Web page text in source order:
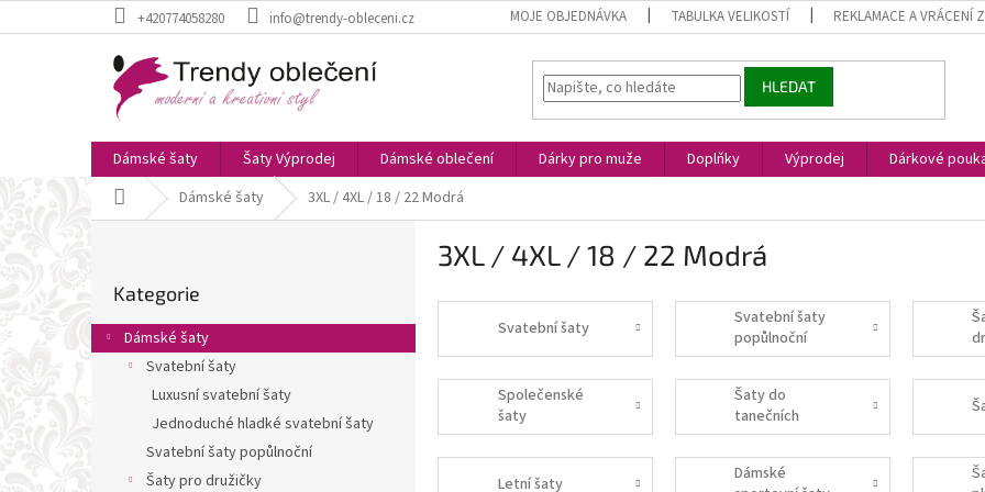
na
+420774058280 info@trendy-obleceni.cz MOJE OBJEDNÁVKA TABULKA VELIKOSTÍ REKLAMACE A VRÁCENÍ
HLEDAT
Dámské šaty Šaty Výprodej Dámské oblečení Dárky pro muže Doplňky Výprodej Dárkové
Domů Dámské šaty 3XL / 4XL / 18 / 22 Modrá
r
a
kategorie
Kategorie
Dámské šaty
Svatební šaty
Luxusní svatební šaty
Jednoduché hladké svatební šaty
Svatební šaty popůlnoční
Šaty pro družičky
3XL / 4XL / 18 / 22 Modrá
Svatební šaty
Svatební šaty
popůlnoční
Společenské
šaty
Šaty do
tanečních
Letní šaty
Dámské